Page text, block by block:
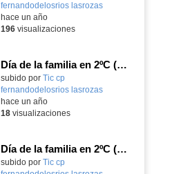
fernandodelosrios lasrozas-
hace un año
196visualizaciones
Día de la familia en 2ºC (vídeo II)_CEIP FDLR_Las Rozas
Contenido educativo.
subido por Tic cp
fernandodelosrios lasrozas-
hace un año
18visualizaciones
Día de la familia en 2ºC (vídeo I)_CEIP FDLR_Las Rozas
Contenido educativo.
subido por Tic cp